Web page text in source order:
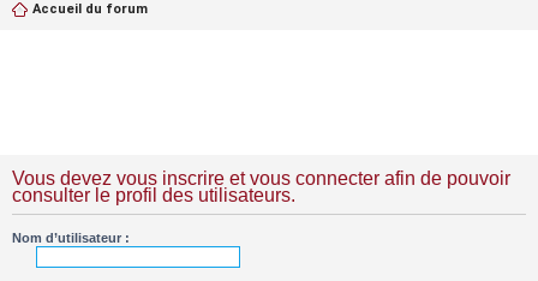
Accueil du forum
Vous devez vous inscrire et vous connecter afin de pouvoir
consulter le profil des utilisateurs.
Nom d’utilisateur :